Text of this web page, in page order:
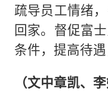
疏导员工情绪
回家。督促富
条件，提高待遇
（文中章凯、